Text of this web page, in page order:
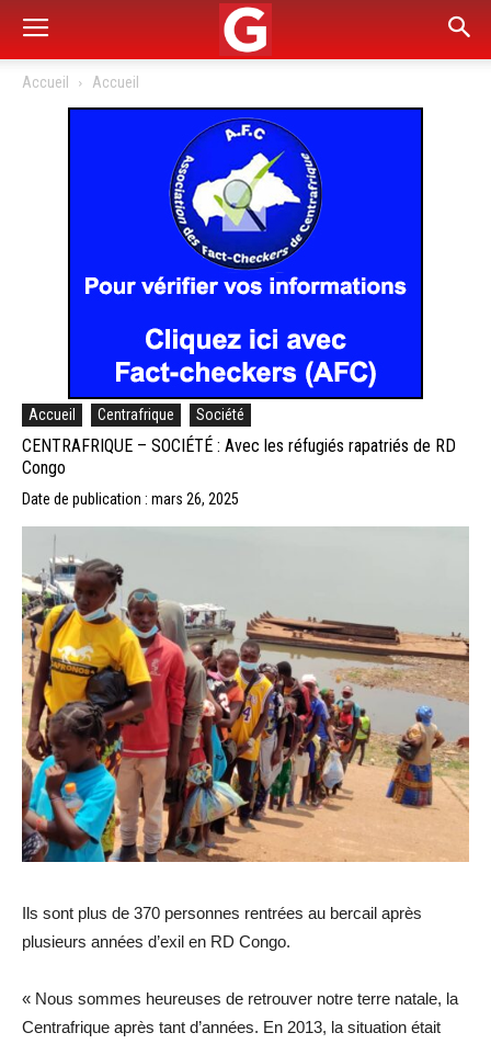
Accueil Accueil
Accueil Centrafrique Société
CENTRAFRIQUE – SOCIÉTÉ : Avec les réfugiés rapatriés de RD
Congo
Date de publication : mars 26, 2025
Ils sont plus de 370 personnes rentrées au bercail après
plusieurs années d’exil en RD Congo.
« Nous sommes heureuses de retrouver notre terre natale, la
Centrafrique après tant d’années. En 2013, la situation était